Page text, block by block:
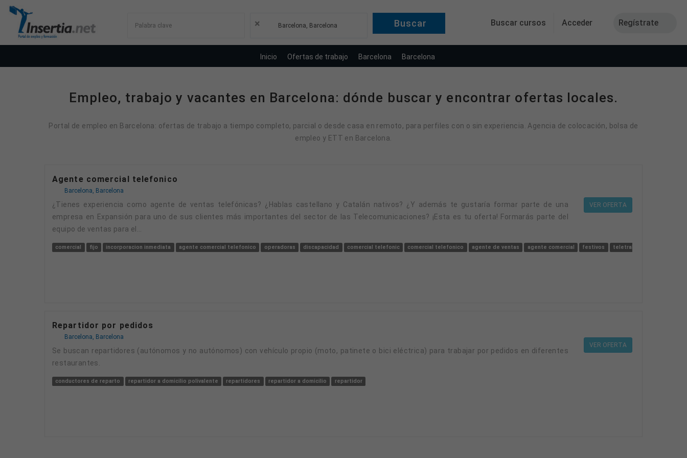
Buscar cursos Acceder Regístrate
× Barcelona, Barcelona
Inicio Ofertas de trabajo Barcelona Barcelona
Empleo, trabajo y vacantes en Barcelona: dónde buscar y encontrar ofertas locales.
Portal de empleo en Barcelona: ofertas de trabajo a tiempo completo, parcial o desde casa en remoto, para perfiles con o sin experiencia. Agencia de colocación, bolsa de
empleo y ETT en Barcelona.
Agente comercial telefonico
Barcelona, Barcelona
¿Tienes experiencia como agente de ventas telefónicas? ¿Hablas castellano y Catalán nativos? ¿Y además te gustaría formar parte de una
empresa en Expansión para uno de sus clientes más importantes del sector de las Telecomunicaciones? ¡Esta es tu oferta! Formarás parte del
equipo de ventas para el...
VER OFERTA
comercial fijo incorporacion inmediata agente comercial telefonico operadoras discapacidad comercial telefonic comercial telefonico agente de ventas agente comercial festivos teletrabajo
Repartidor por pedidos
Barcelona, Barcelona
Se buscan repartidores (autónomos y no autónomos) con vehículo propio (moto, patinete o bici eléctrica) para trabajar por pedidos en diferentes
restaurantes.
VER OFERTA
conductores de reparto repartidor a domicilio polivalente repartidores repartidor a domicilio repartidor